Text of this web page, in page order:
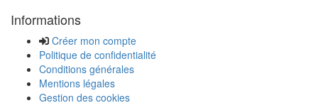
Informations
Créer mon compte
Politique de confidentialité
Conditions générales
Mentions légales
Gestion des cookies